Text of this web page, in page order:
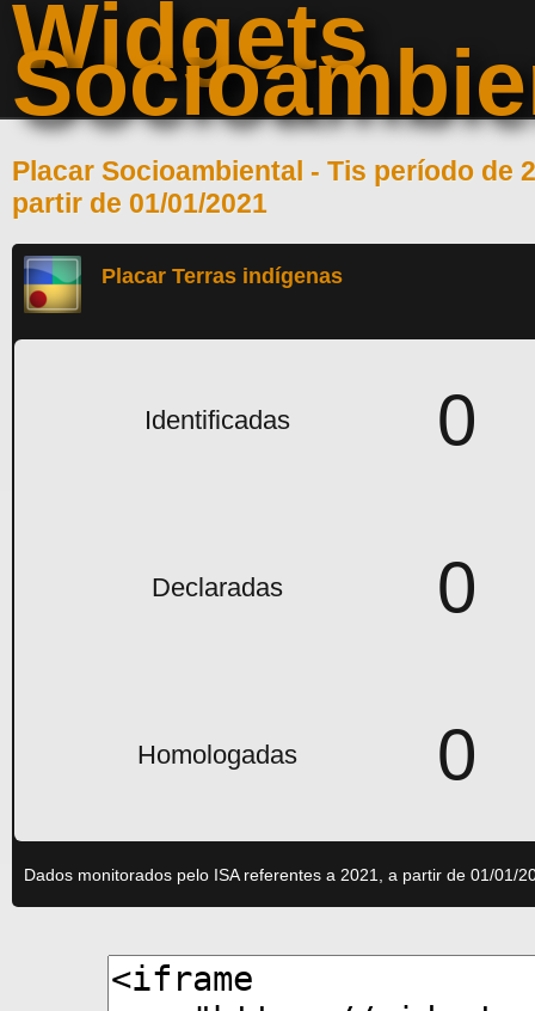
Pular para o conteúdo principal
Widgets
Placar Socioambiental - Tis período de
partir de 01/01/2021
Placar Terras indígenas
Identificadas 0
Declaradas 0
Homologadas 0
Dados monitorados pelo ISA referentes a 2021, a partir de 01/01/